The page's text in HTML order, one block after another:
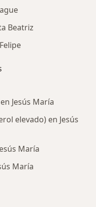
Beatriz
Jesús María
elevado) en Jesús
María
María